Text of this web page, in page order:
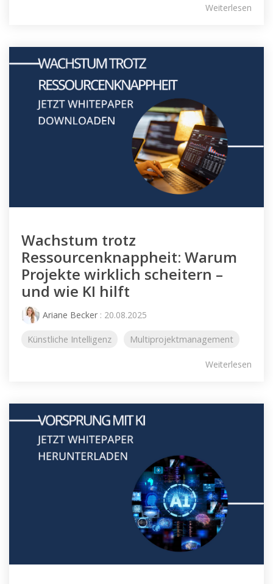
Weiterlesen
Wachstum trotz
Ressourcenknappheit: Warum
Projekte wirklich scheitern –
und wie KI hilft
Ariane Becker : 20.08.2025
Künstliche Intelligenz Multiprojektmanagement
Weiterlesen